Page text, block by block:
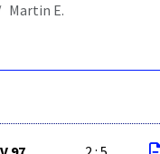
Martin E.